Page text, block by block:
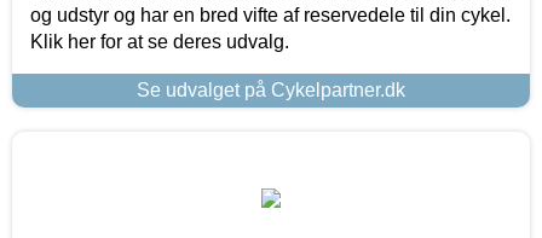
og udstyr og har en bred vifte af reservedele til din cykel.
Klik her for at se deres udvalg.
Se udvalget på Cykelpartner.dk